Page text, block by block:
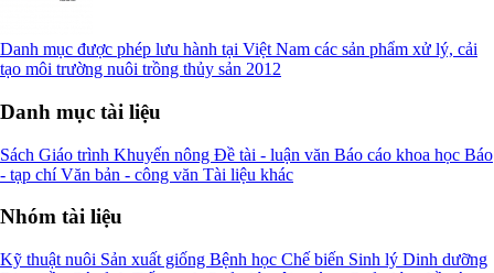
Danh mục được phép lưu hành tại Việt Nam các sản phẩm xử lý, cải
tạo môi trường nuôi trồng thủy sản 2012
Danh mục tài liệu
Sách Giáo trình Khuyến nông Đề tài - luận văn Báo cáo khoa học Báo
- tạp chíVăn bản - công văn Tài liệu khác
Nhóm tài liệu
Kỹ thuật nuôi Sản xuất giống Bệnh học Chế biến Sinh lý Dinh dưỡng